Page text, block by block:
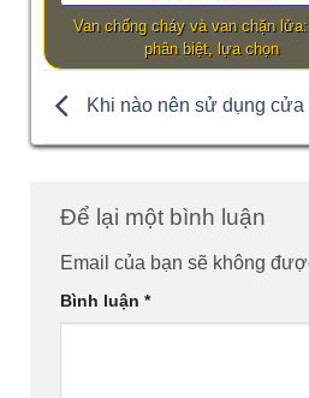
Van chống cháy và van chặn
phân biệt, lựa chọn
Khi nào nên sử dụng
Để lại một bình luận
Email của bạn sẽ không
Bình luận *